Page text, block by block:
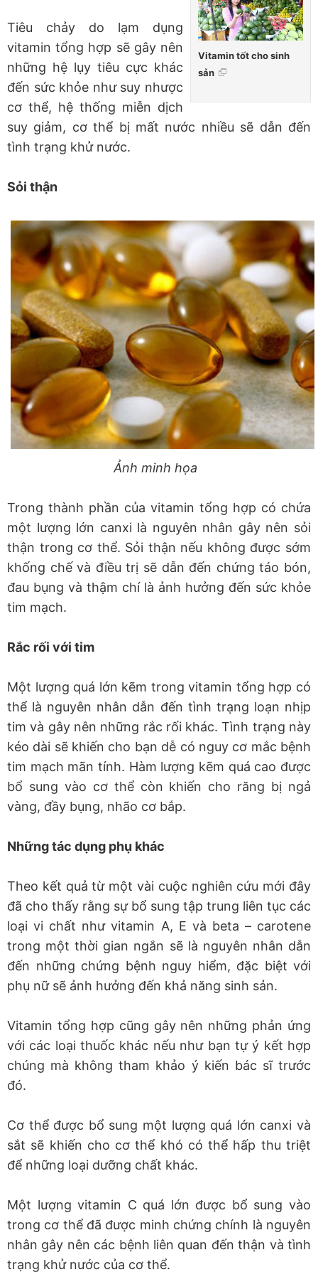
Vitamin tốt cho sinh
sản
Tiêu chảy do lạm dụng
vitamin tổng hợp sẽ gây nên
những hệ lụy tiêu cực khác
đến sức khỏe như suy nhược
cơ thể, hệ thống miễn dịch
suy giảm, cơ thể bị mất nước nhiều sẽ dẫn đến
tình trạng khử nước.
Sỏi thận
Ảnh minh họa
Trong thành phần của vitamin tổng hợp có chứa
một lượng lớn canxi là nguyên nhân gây nên sỏi
thận trong cơ thể. Sỏi thận nếu không được sớm
khống chế và điều trị sẽ dẫn đến chứng táo bón,
đau bụng và thậm chí là ảnh hưởng đến sức khỏe
tim mạch.
Rắc rối với tim
Một lượng quá lớn kẽm trong vitamin tổng hợp có
thể là nguyên nhân dẫn đến tình trạng loạn nhịp
tim và gây nên những rắc rối khác. Tình trạng này
kéo dài sẽ khiến cho bạn dễ có nguy cơ mắc bệnh
tim mạch mãn tính. Hàm lượng kẽm quá cao được
bổ sung vào cơ thể còn khiến cho răng bị ngả
vàng, đầy bụng, nhão cơ bắp.
Những tác dụng phụ khác
Theo kết quả từ một vài cuộc nghiên cứu mới đây
đã cho thấy rằng sự bổ sung tập trung liên tục các
loại vi chất như vitamin A, E và beta – carotene
trong một thời gian ngắn sẽ là nguyên nhân dẫn
đến những chứng bệnh nguy hiểm, đặc biệt với
phụ nữ sẽ ảnh hưởng đến khả năng sinh sản.
Vitamin tổng hợp cũng gây nên những phản ứng
với các loại thuốc khác nếu như bạn tự ý kết hợp
chúng mà không tham khảo ý kiến bác sĩ trước
đó.
Cơ thể được bổ sung một lượng quá lớn canxi và
sắt sẽ khiến cho cơ thể khó có thể hấp thu triệt
để những loại dưỡng chất khác.
Một lượng vitamin C quá lớn được bổ sung vào
trong cơ thể đã được minh chứng chính là nguyên
nhân gây nên các bệnh liên quan đến thận và tình
trạng khử nước của cơ thể.